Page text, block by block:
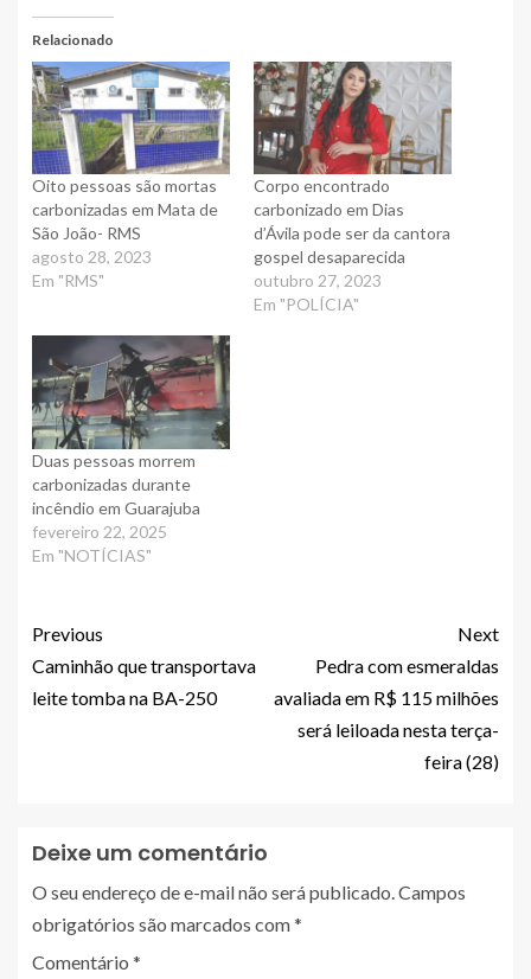
Relacionado
Oito pessoas são mortas
carbonizadas em Mata de
São João- RMS
agosto 28, 2023
Em "RMS"
Corpo encontrado
carbonizado em Dias
d’Ávila pode ser da cantora
gospel desaparecida
outubro 27, 2023
Em "POLÍCIA"
Duas pessoas morrem
carbonizadas durante
incêndio em Guarajuba
fevereiro 22, 2025
Em "NOTÍCIAS"
Previous
Caminhão que transportava
leite tomba na BA-250
Next
Pedra com esmeraldas
avaliada em R$ 115 milhões
será leiloada nesta terça-
feira (28)
Deixe um comentário
O seu endereço de e-mail não será publicado.Campos
obrigatórios são marcados com*
Comentário *